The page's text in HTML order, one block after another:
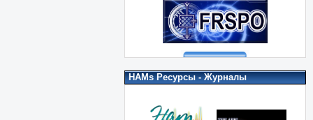
HAMs Ресурсы - Журналы